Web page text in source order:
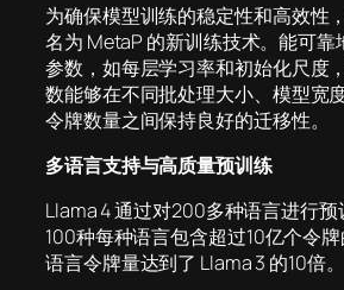
为确保模型训练的稳定性和高效性
名为 MetaP 的新训练技术。能可靠
参数，如每层学习率和初始化尺度
数能够在不同批处理大小、模型宽
令牌数量之间保持良好的迁移性。
多语言支持与高质量预训练
Llama 4 通过对200多种语言进行
100种每种语言包含超过10亿个令
语言令牌量达到了 Llama 3 的10倍。